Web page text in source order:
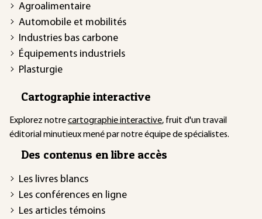
Agroalimentaire
Automobile et mobilités
Industries bas carbone
Équipements industriels
Plasturgie
Cartographie interactive
Explorez notrecartographie interactive, fruit d'un travail
éditorial minutieux mené par notre équipe de spécialistes.
Des contenus en libre accès
Les livres blancs
Les conférences en ligne
Les articles témoins